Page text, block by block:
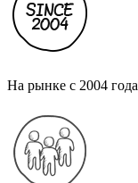
На рынке с 2004 года